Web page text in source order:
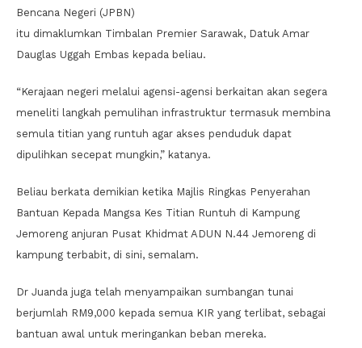
Bencana Negeri (JPBN)
itu dimaklumkan Timbalan Premier Sarawak, Datuk Amar
Dauglas Uggah Embas kepada beliau.
“Kerajaan negeri melalui agensi-agensi berkaitan akan segera
meneliti langkah pemulihan infrastruktur termasuk membina
semula titian yang runtuh agar akses penduduk dapat
dipulihkan secepat mungkin,” katanya.
Beliau berkata demikian ketika Majlis Ringkas Penyerahan
Bantuan Kepada Mangsa Kes Titian Runtuh di Kampung
Jemoreng anjuran Pusat Khidmat ADUN N.44 Jemoreng di
kampung terbabit, di sini, semalam.
Dr Juanda juga telah menyampaikan sumbangan tunai
berjumlah RM9,000 kepada semua KIR yang terlibat, sebagai
bantuan awal untuk meringankan beban mereka.